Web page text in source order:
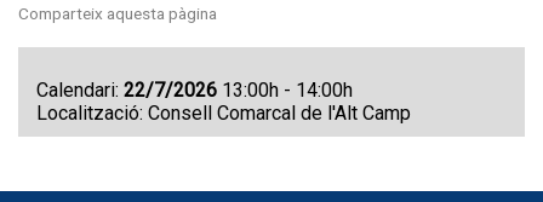
Calendari: 22/7/2026 13:00h - 14:00h
Localització: Consell Comarcal de l'Alt Camp